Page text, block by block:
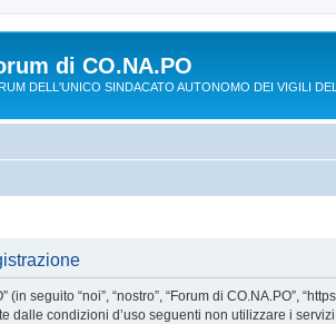
di CO.NA.PO
DELL'UNICO SINDACATO AUTONOMO DEI VIGILI
(in seguito “noi”, “nostro”, “Forum di CO.NA.PO”,
dalle condizioni d’uso seguenti non utilizzare i